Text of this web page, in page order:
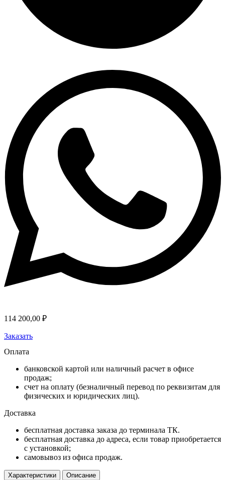
114 200,00 ₽
Заказать
Оплата
банковской картой или наличный расчет в офисе
продаж;
счет на оплату (безналичный перевод по реквизитам для
физических и юридических лиц).
Доставка
бесплатная доставка заказа до терминала ТК.
бесплатная доставка до адреса, если товар приобретается
с установкой;
самовывоз из офиса продаж.
Характеристики Описание